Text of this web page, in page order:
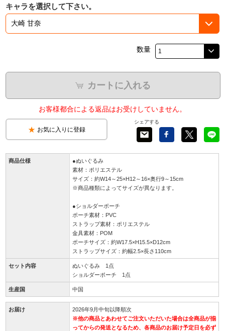
キャラを選択して下さい。
数量
カートに入れる
お客様都合による返品はお受けしていません。
お気に入りに登録
シェアする
商品仕様
●ぬいぐるみ
素材：ポリエステル
サイズ：約W14～25×H12～16×奥行9～15cm
※商品種類によってサイズが異なります。
●ショルダーポーチ
ポーチ素材：PVC
ストラップ素材：ポリエステル
金具素材：POM
ポーチサイズ：約W17.5×H15.5×D12cm
ストラップサイズ：約幅2.5×長さ110cm
セット内容
ぬいぐるみ 1点
ショルダーポーチ 1点
生産国 中国
お届け
2026年9月中旬以降順次
※他の商品とあわせてご注文いただいた場合は全商品が揃
ってからの発送となるため、各商品のお届け予定日を必ず